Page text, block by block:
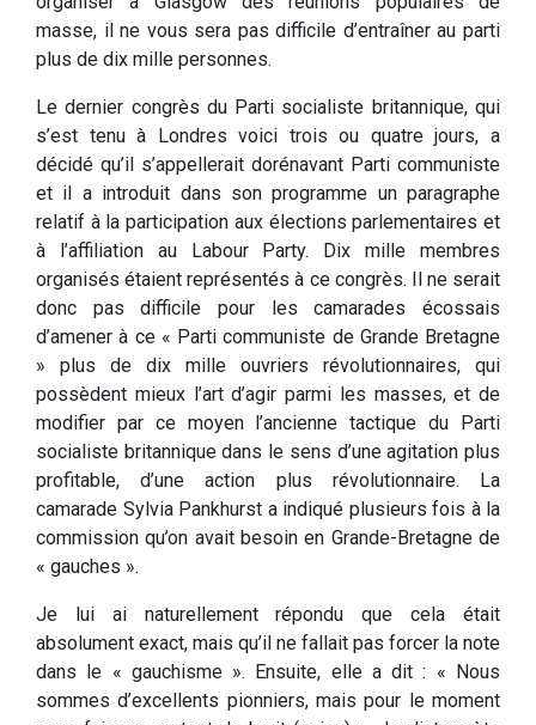
masse, il ne vous sera pas difficile d’entraîner au parti
plus de dix mille personnes.
Le dernier congrès du Parti socialiste britannique, qui
s’est tenu à Londres voici trois ou quatre jours, a
décidé qu’il s’appellerait dorénavant Parti communiste
et il a introduit dans son programme un paragraphe
relatif à la participation aux élections parlementaires et
à l’affiliation au Labour Party. Dix mille membres
organisés étaient représentés à ce congrès. Il ne serait
donc pas difficile pour les camarades écossais
d’amener à ce « Parti communiste de Grande Bretagne
» plus de dix mille ouvriers révolutionnaires, qui
possèdent mieux l’art d’agir parmi les masses, et de
modifier par ce moyen l’ancienne tactique du Parti
socialiste britannique dans le sens d’une agitation plus
profitable, d’une action plus révolutionnaire. La
camarade Sylvia Pankhurst a indiqué plusieurs fois à la
commission qu’on avait besoin en Grande-Bretagne de
« gauches ».
Je lui ai naturellement répondu que cela était
absolument exact, mais qu’il ne fallait pas forcer la note
dans le « gauchisme ». Ensuite, elle a dit : « Nous
sommes d’excellents pionniers, mais pour le moment